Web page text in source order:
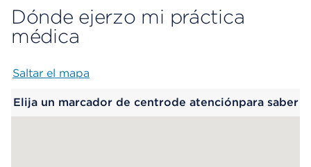
Dónde ejerzo mi práctica
médica
Saltar el mapa
Elija un marcador de centrode atenciónpara saber